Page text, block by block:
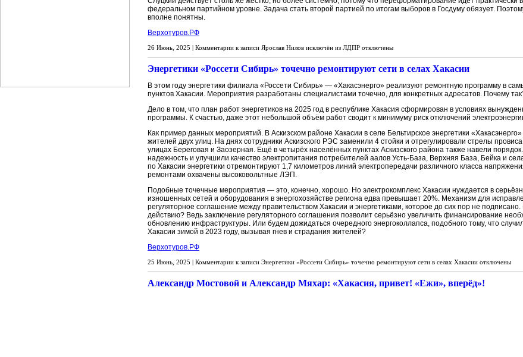
федеральном партийном уровне. Задача стать второй партией по итогам выборов в Госдуму обязует.
вполне понятны.
Верхотуров.РФ
26 Июнь, 2025 | Комментарии к записи Ярослав Нилов исключён из ЛДПР отключены
Энергетики «Россети Сибирь» точечно ремонтируют сети в селах Хакасии
В этом году энергетики филиала «Россети Сибирь» — «Хакасэнерго» реализуют ремонтную программу в
пунктов Хакасии. Мероприятия разработаны специалистами точечно, для конкретных адресатов. Почему
Дело в том, что план работ энергетиков на 2025 год в республике Хакасия сформирован в условиях
программы. К счастью, даже этот небольшой объём работ сводит к минимуму риск отключений
Как пример данных мероприятий. В Аскизском районе Хакасии в селе Бельтирское энергетики
жителей двух улиц. На днях сотрудники Аскизского РЭС заменили 4 стойки и отрегулировали стрелы
улицах Береговая и Заозерная. Ещё в четырёх населённых пунктах Аскизского района также навели
надежность и улучшили качество электропитания потребителей аалов Усть-База, Верхняя База, Бейка и
по Хакасии энергетики отремонтируют 1,7 километров линий электропередачи различного класса
ремонтами охвачены высоковольтные ЛЭП.
Подобные точечные мероприятия — это, конечно, хорошо. Но электрокомплекс Хакасии нуждается в
изношенных сетей и оборудования в энергохозяйстве региона едва превышает 20%. Механизм для
регуляторное соглашение между правительством Хакасии и энергетиками, которое до сих пор не
действию? Ведь заключение регуляторного соглашения позволит серьёзно увеличить финансирование
обновлению инфраструктуры. Или будем дожидаться очередного энергоколлапса, подобного тому, что
Хакасии зимой в 2023 году, вызывая гнев и страдания жителей?
Верхотуров.РФ
25 Июнь, 2025 | Комментарии к записи Энергетики «Россети Сибирь» точечно ремонтируют сети в селах Хакасии отключены
Александр Мостовой и Александр Мяхар: «Хакасия, привет! «Ежи», вперёд»!